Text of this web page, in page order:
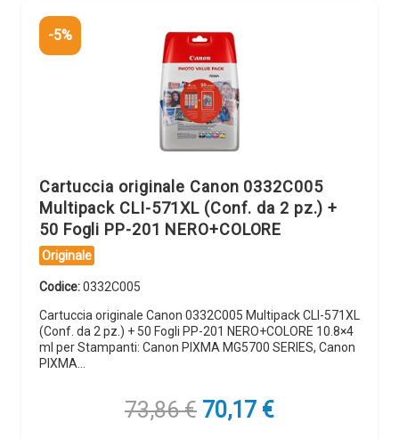
-5%
Cartuccia originale Canon 0332C005
Multipack CLI-571XL (Conf. da 2 pz.) +
50 Fogli PP-201 NERO+COLORE
Originale
Codice:0332C005
Cartuccia originale Canon 0332C005 Multipack CLI-571XL
(Conf. da 2 pz.) + 50 Fogli PP-201 NERO+COLORE 10.8×4
ml per Stampanti: Canon PIXMA MG5700 SERIES, Canon
PIXMA…
73,86€ Il
prezzo
70,17 €Il